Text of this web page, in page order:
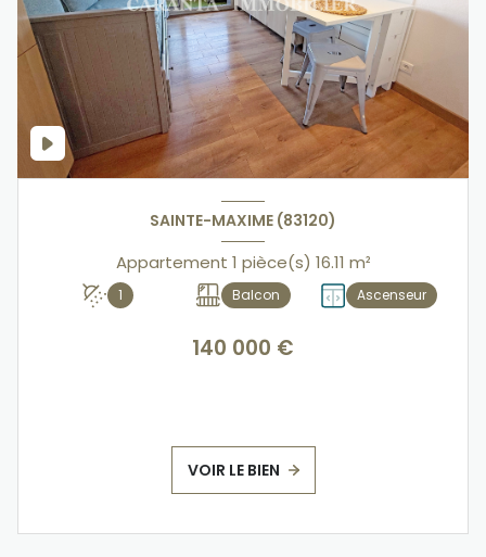
SAINTE-MAXIME (83120)
Appartement 1 pièce(s) 16.11 m²
1 Balcon Ascenseur
140 000 €
VOIR LE BIEN